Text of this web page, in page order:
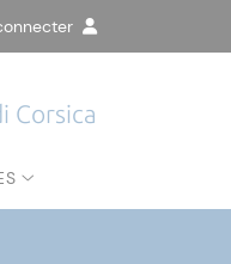
Corsica